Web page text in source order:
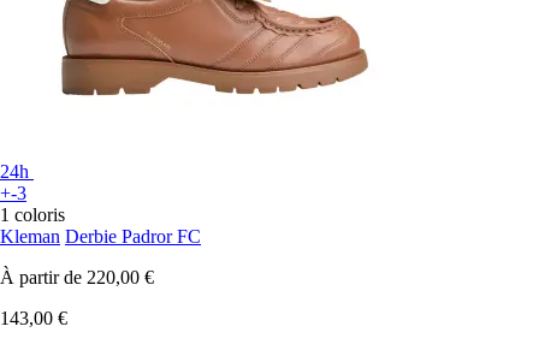
24h
+-3
1 coloris
Kleman Derbie Padror FC
À partir de 220,00 €
143,00 €